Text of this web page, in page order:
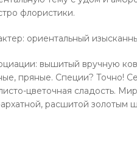
флористики.
ориентальный
вышитый вручную
пряные. Специи? Точно!
цветочная сладость.
расшитой золотым